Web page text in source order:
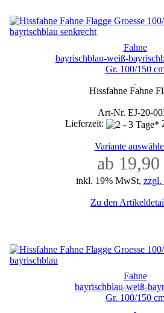
Fahne
bayrischblau-weiß-
Gr. 100/150
Hissfahne Fahne
Art-Nr. EJ-20-
Lieferzeit:
Variante
ab 19,90
inkl. 19% MwSt, zzgl.
Zu den
Fahne
bayrischblau-weiß-
Gr. 100/150